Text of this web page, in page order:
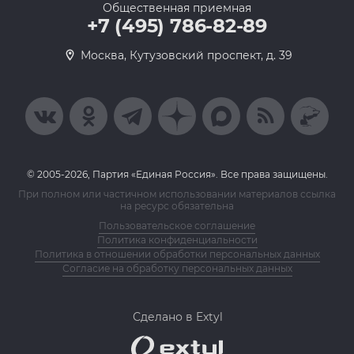
Общественная приемная
+7 (495) 786-82-89
Москва, Кутузовский проспект, д. 39
© 2005-2026, Партия «Единая Россия». Все права защищены.
При полном или частичном использовании материалов ссылка
на ресурс обязательна
Пользовательское соглашение
Политика конфиденциальности
Политика в отношении обработки персональных данных
Согласие на обработку персональных данных
Сделано в Extyl